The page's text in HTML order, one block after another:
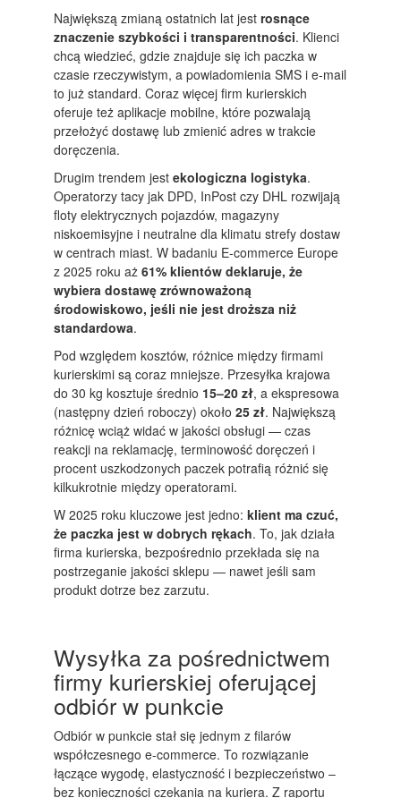
Największą zmianą ostatnich lat jest rosnące
znaczenie szybkości i transparentności. Klienci
chcą wiedzieć, gdzie znajduje się ich paczka w
czasie rzeczywistym, a powiadomienia SMS i e-mail
to już standard. Coraz więcej firm kurierskich
oferuje też aplikacje mobilne, które pozwalają
przełożyć dostawę lub zmienić adres w trakcie
doręczenia.
Drugim trendem jest ekologiczna logistyka.
Operatorzy tacy jak DPD, InPost czy DHL rozwijają
floty elektrycznych pojazdów, magazyny
niskoemisyjne i neutralne dla klimatu strefy dostaw
w centrach miast. W badaniu E-commerce Europe
z 2025 roku aż 61% klientów deklaruje, że
wybiera dostawę zrównoważoną
środowiskowo, jeśli nie jest droższa niż
standardowa.
Pod względem kosztów, różnice między firmami
kurierskimi są coraz mniejsze. Przesyłka krajowa
do 30 kg kosztuje średnio 15–20 zł, a ekspresowa
(następny dzień roboczy) około 25 zł. Największą
różnicę wciąż widać w jakości obsługi — czas
reakcji na reklamację, terminowość doręczeń i
procent uszkodzonych paczek potrafią różnić się
kilkukrotnie między operatorami.
W 2025 roku kluczowe jest jedno: klient ma czuć,
że paczka jest w dobrych rękach. To, jak działa
firma kurierska, bezpośrednio przekłada się na
postrzeganie jakości sklepu — nawet jeśli sam
produkt dotrze bez zarzutu.
Wysyłka za pośrednictwem
firmy kurierskiej oferującej
odbiór w punkcie
Odbiór w punkcie stał się jednym z filarów
współczesnego e-commerce. To rozwiązanie
łączące wygodę, elastyczność i bezpieczeństwo –
bez konieczności czekania na kuriera. Z raportu